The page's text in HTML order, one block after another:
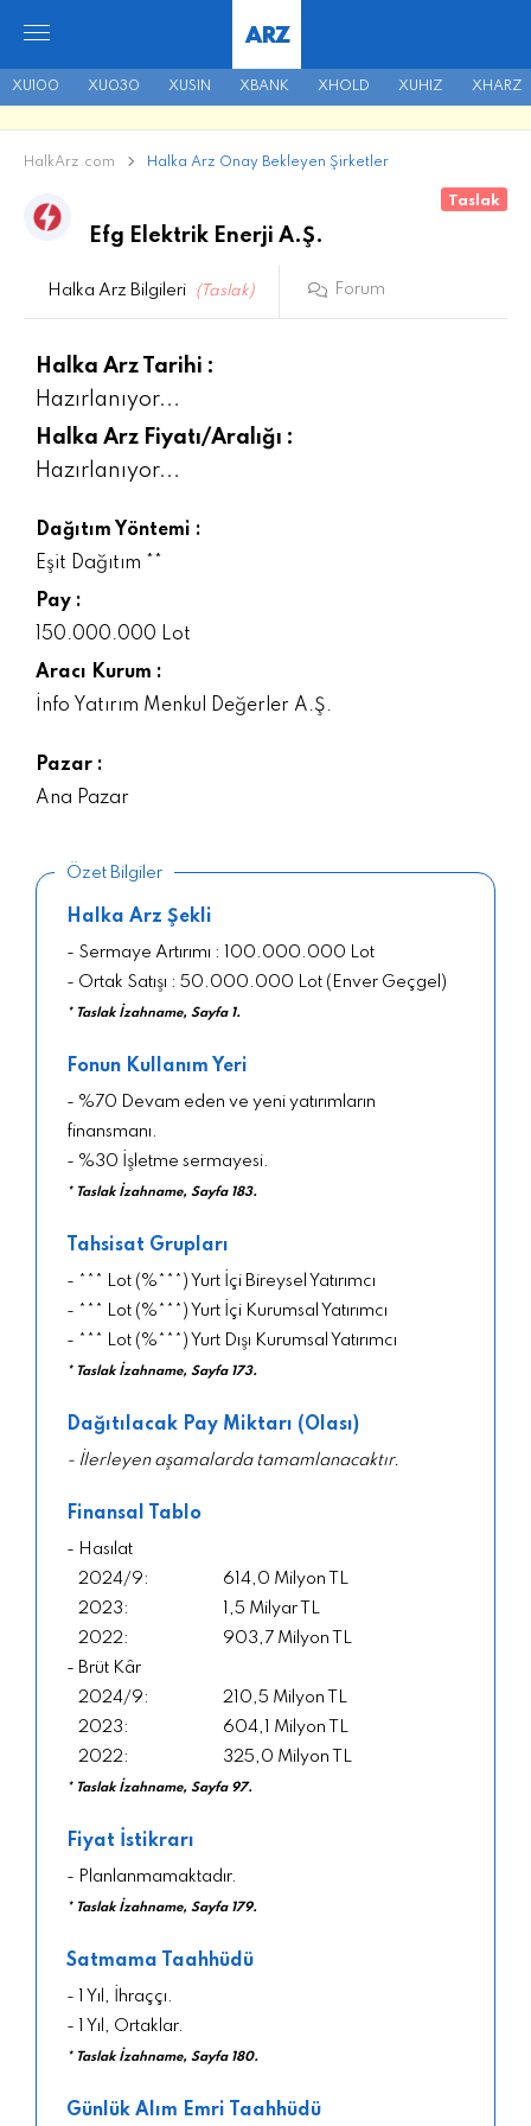
XU100 XU030 XUSIN XBANK XHOLD XUHIZ XHARZ
ARZ
HalkArz.com Halka Arz Onay Bekleyen Şirketler
Taslak
Efg Elektrik Enerji A.Ş.
Halka Arz Bilgileri (Taslak) Forum
Halka Arz Tarihi :
Hazırlanıyor...
Halka Arz Fiyatı/Aralığı :
Hazırlanıyor...
Dağıtım Yöntemi :
Eşit Dağıtım **
Pay :
150.000.000 Lot
Aracı Kurum :
İnfo Yatırım Menkul Değerler A.Ş.
Pazar :
Ana Pazar
Özet Bilgiler
Halka Arz Şekli
- Sermaye Artırımı : 100.000.000 Lot
- Ortak Satışı : 50.000.000 Lot (Enver Geçgel)
* Taslak İzahname, Sayfa 1.
Fonun Kullanım Yeri
- %70 Devam eden ve yeni yatırımların
finansmanı.
- %30 İşletme sermayesi.
* Taslak İzahname, Sayfa 183.
Tahsisat Grupları
- *** Lot (%***) Yurt İçi Bireysel Yatırımcı
- *** Lot (%***) Yurt İçi Kurumsal Yatırımcı
- *** Lot (%***) Yurt Dışı Kurumsal Yatırımcı
* Taslak İzahname, Sayfa 173.
Dağıtılacak Pay Miktarı (Olası)
- İlerleyen aşamalarda tamamlanacaktır.
Finansal Tablo
- Hasılat
614,0 Milyon TL
1,5 Milyar TL
903,7 Milyon TL
- Brüt Kâr
210,5 Milyon TL
604,1 Milyon TL
325,0 Milyon TL
* Taslak İzahname, Sayfa 97.
Fiyat İstikrarı
- Planlanmamaktadır.
* Taslak İzahname, Sayfa 179.
Satmama Taahhüdü
- 1 Yıl, İhraççı.
- 1 Yıl, Ortaklar.
* Taslak İzahname, Sayfa 180.
Günlük Alım Emri Taahhüdü